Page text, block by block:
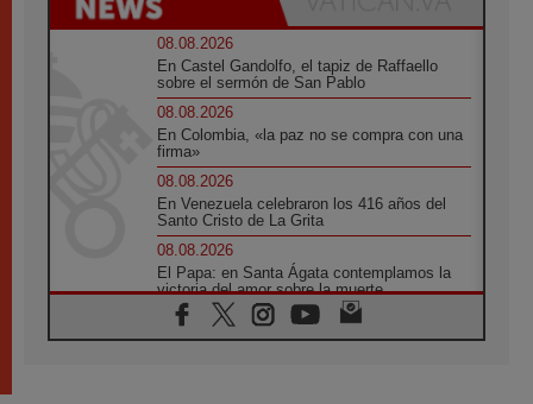
08.08.2026
En Castel Gandolfo, el tapiz de Raffaello
sobre el sermón de San Pablo
08.08.2026
En Colombia, «la paz no se compra con una
firma»
08.08.2026
En Venezuela celebraron los 416 años del
Santo Cristo de La Grita
08.08.2026
El Papa: en Santa Ágata contemplamos la
victoria del amor sobre la muerte
08.08.2026
León XIV visitará el Santuario de la Madre